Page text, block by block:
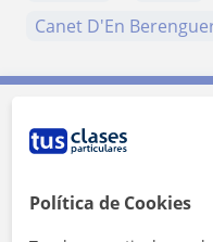
Canet D'En
Contacta con
Tarifa
Política de Cookies